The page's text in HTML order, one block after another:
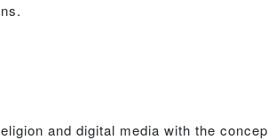
and digital media with the